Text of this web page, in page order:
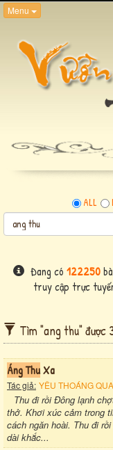
Menu
ALL
Đang có 122250
truy cập trực
Tìm "ang thu" được
Áng ThuXa
Tác giả: YÊU THOÁNG QUA
Thu đi rồi Đông lạnh
thở. Khơi xúc cảm trong
cách ngăn hoài. Thu đi
dài khắc...